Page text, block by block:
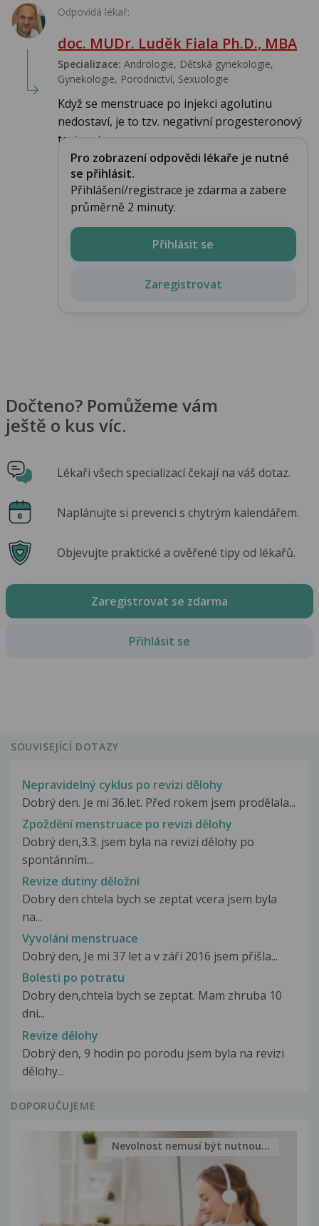
Odpovídá lékař:
doc. MUDr. Luděk Fiala Ph.D., MBA
Specializace: Andrologie, Dětská gynekologie,
Gynekologie, Porodnictví, Sexuologie
Když se menstruace po injekci agolutinu
nedostaví, je to tzv. negativní progesteronový
test, pat...
Pro zobrazení odpovědi lékaře je nutné
se přihlásit.
Přihlášení/registrace je zdarma a zabere
průměrně 2 minuty.
Přihlásit se
Zaregistrovat
Dočteno? Pomůžeme vám
ještě o kus víc.
Lékaři všech specializací čekají na váš dotaz.
Naplánujte si prevenci s chytrým kalendářem.
Objevujte praktické a ověřené tipy od lékařů.
Zaregistrovat se zdarma
Přihlásit se
SOUVISEJÍCÍ DOTAZY
Nepravidelný cyklus po revizi dělohy
Dobrý den. Je mi 36.let. Před rokem jsem prodělala...
Zpoždění menstruace po revizi dělohy
Dobrý den,3.3. jsem byla na revizi dělohy po
spontánním...
Revize dutiny děložní
Dobry den chtela bych se zeptat vcera jsem byla
na...
Vyvolání menstruace
Dobrý den, Je mi 37 let a v září 2016 jsem přišla...
Bolesti po potratu
Dobry den,chtela bych se zeptat. Mam zhruba 10
dni...
Revize dělohy
Dobrý den, 9 hodin po porodu jsem byla na revizi
dělohy...
DOPORUČUJEME
Nevolnost nemusí být nutnou...